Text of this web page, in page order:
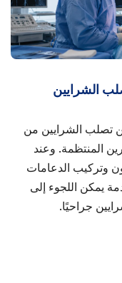
الشرايين
تصلب الشرايين من
المنتظمة. وعند
وتركيب الدعامات
يمكن اللجوء إلى
جراحيًا.